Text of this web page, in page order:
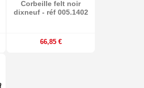
Corbeille felt noir
dixneuf - réf 005.1402
66,85 €